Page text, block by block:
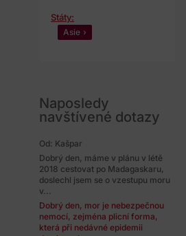
Státy:
Asie
Naposledy
navštívené dotazy
Od: Kašpar
Dobrý den, máme v plánu v létě
2018 cestovat po Madagaskaru,
doslechl jsem se o vzestupu moru
v...
Dobrý den, mor je nebezpečnou
nemocí, zejména plicní forma,
která při nedávné epidemii